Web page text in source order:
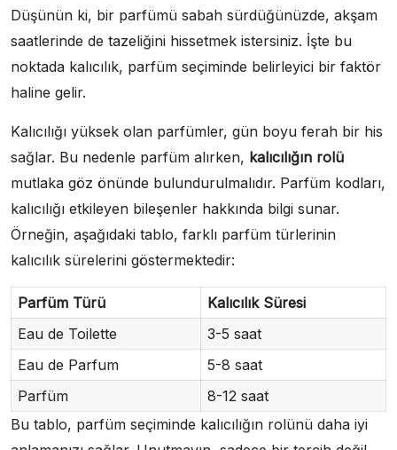
Düşünün ki, bir parfümü sabah sürdüğünüzde, akşam
saatlerinde de tazeliğini hissetmek istersiniz. İşte bu
noktada kalıcılık, parfüm seçiminde belirleyici bir faktör
haline gelir.
Kalıcılığı yüksek olan parfümler, gün boyu ferah bir his
sağlar. Bu nedenle parfüm alırken, kalıcılığın rolü
mutlaka göz önünde bulundurulmalıdır. Parfüm kodları,
kalıcılığı etkileyen bileşenler hakkında bilgi sunar.
Örneğin, aşağıdaki tablo, farklı parfüm türlerinin
kalıcılık sürelerini göstermektedir:
Parfüm Türü
Kalıcılık Süresi
Eau de Toilette
3-5 saat
Eau de Parfum
5-8 saat
Parfüm
8-12 saat
Bu tablo, parfüm seçiminde kalıcılığın rolünü daha iyi